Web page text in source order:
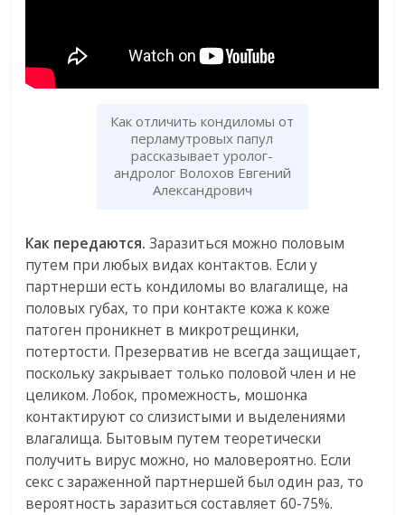
Как отличить кондиломы от
перламутровых папул
рассказывает уролог-
андролог Волохов Евгений
Александрович
Как передаются.Заразиться можно половым
путем при любых видах контактов. Если у
партнерши есть кондиломы во влагалище, на
половых губах, то при контакте кожа к коже
патоген проникнет в микротрещинки,
потертости. Презерватив не всегда защищает,
поскольку закрывает только половой член и не
целиком. Лобок, промежность, мошонка
контактируют со слизистыми и выделениями
влагалища. Бытовым путем теоретически
получить вирус можно, но маловероятно. Если
секс с зараженной партнершей был один раз, то
вероятность заразиться составляет 60-75%.